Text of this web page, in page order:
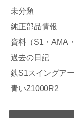
未分類
純正部品情報
資料（S1・AMA
過去の日記
鉄S1スイングア
青いZ1000R2